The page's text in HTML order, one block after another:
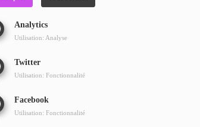
Analytics
Utilisation: Analyse
Twitter
Utilisation: Fonctionnalité
Facebook
Utilisation: Fonctionnalité